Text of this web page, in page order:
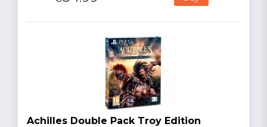
Achilles Double Pack Troy Edition